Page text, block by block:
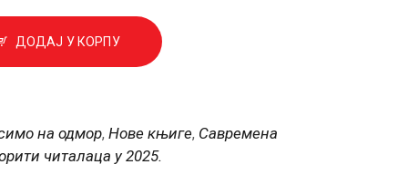
ДОДАЈ У КОРПУ
на одмор, Нове књиге, Савремена
читалаца у 2025.